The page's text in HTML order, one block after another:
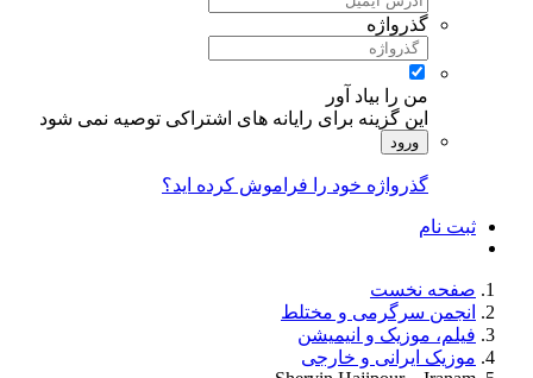
گذرواژه
من را بیاد آور
این گزینه برای رایانه های اشتراکی توصیه نمی شود
ورود
گذرواژه خود را فراموش کرده اید؟
ثبت نام
صفحه نخست
انجمن سرگرمی و مختلط
فیلم، موزیک و انیمیشن
موزیک ایرانی و خارجی